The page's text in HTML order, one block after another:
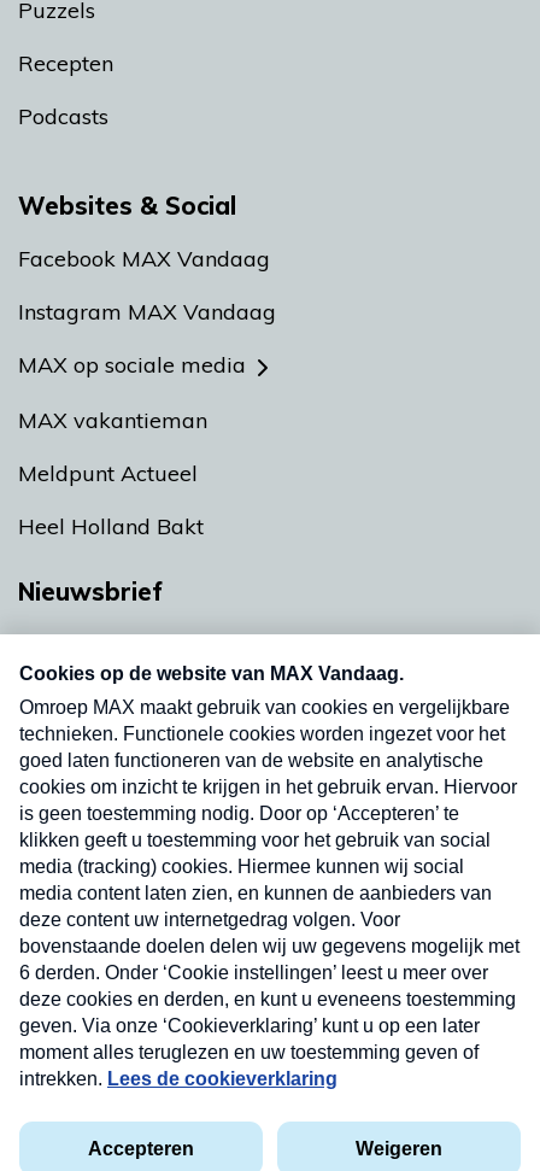
Puzzels
Recepten
Podcasts
Websites & Social
Facebook MAX Vandaag
Instagram MAX Vandaag
MAX op sociale media
MAX vakantieman
Meldpunt Actueel
Heel Holland Bakt
Nieuwsbrief
Neem hier een gratis abonnement op onze
nieuwsbrief. Elke vrijdag- en dinsdagochtend in
uw mailbox.
Verzend
Privacyverklaring
Cookieverklaring
Kwetsbaarheid melden
Nieuwsbrief
Neem hier een gratis abonnement op onze
nieuwsbrief. Elke vrijdag- en dinsdagochtend in uw